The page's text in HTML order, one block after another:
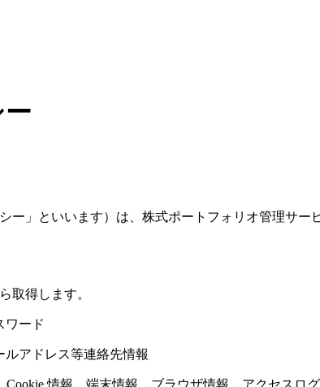
ー」といいます）は、株式ポートフォリオ管理サ
取得します。
ワード
アドレス等連絡先情報
情報、端末情報、ブラウザ情報、アクセスロ